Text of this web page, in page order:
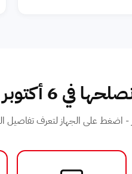
في 6 أكتوبر